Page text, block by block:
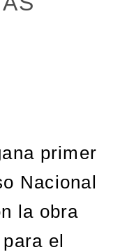
primer
Nacional
la obra
el